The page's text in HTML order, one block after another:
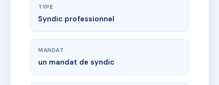
TYPE
Syndic professionnel
MANDAT
un mandat de syndic